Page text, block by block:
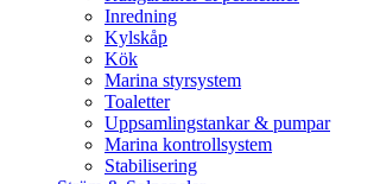
Inredning
Kylskåp
Kök
Marina styrsystem
Toaletter
Uppsamlingstankar & pumpar
Marina kontrollsystem
Stabilisering